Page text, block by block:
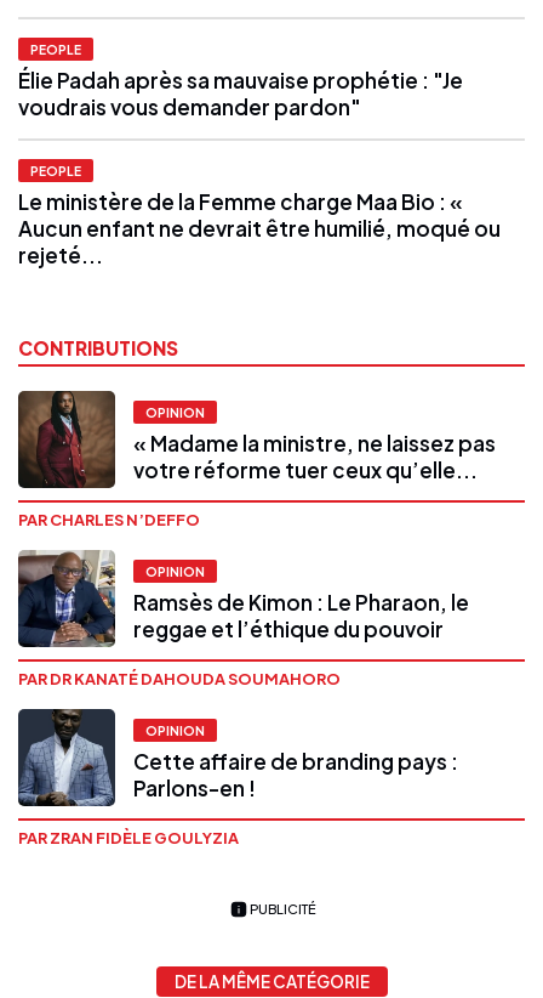
PEOPLE
Élie Padah après sa mauvaise prophétie : "Je
voudrais vous demander pardon"
PEOPLE
Le ministère de la Femme charge Maa Bio : «
Aucun enfant ne devrait être humilié, moqué ou
rejeté...
CONTRIBUTIONS
OPINION
« Madame la ministre, ne laissez pas
votre réforme tuer ceux qu’elle...
PAR CHARLES N’DEFFO
OPINION
Ramsès de Kimon : Le Pharaon, le
reggae et l’éthique du pouvoir
PAR DR KANATÉ DAHOUDA SOUMAHORO
OPINION
Cette affaire de branding pays :
Parlons-en !
PAR ZRAN FIDÈLE GOULYZIA
PUBLICITÉ
DE LA MÊME CATÉGORIE